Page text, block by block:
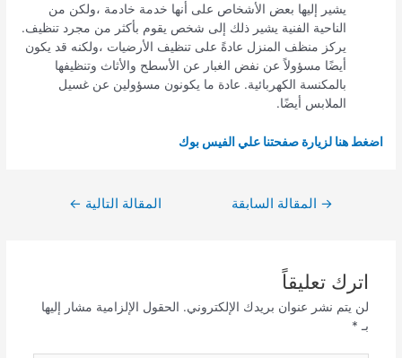
يشير إليها بعض الأشخاص على أنها خدمة خادمة ،ولكن من
الناحية الفنية يشير ذلك إلى شخص يقوم بأكثر من مجرد تنظيف.
يركز منظف المنزل عادةً على تنظيف الأرضيات ،ولكنه قد يكون
أيضًا مسؤولاً عن نفض الغبار عن الأسطح والأثاث وتنظيفها
بالمكنسة الكهربائية. عادة ما يكونون مسؤولين عن غسيل
الملابس أيضًا.
اضغط هنا لزيارة صفحتنا علي الفيس بوك
→ المقالة السابقة المقالة التالية ←
اترك تعليقاً
لن يتم نشر عنوان بريدك الإلكتروني. الحقول الإلزامية مشار إليها
بـ *